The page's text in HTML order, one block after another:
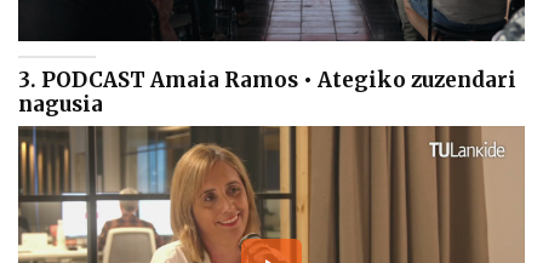
3. PODCAST Amaia Ramos • Ategiko zuzendari
nagusia